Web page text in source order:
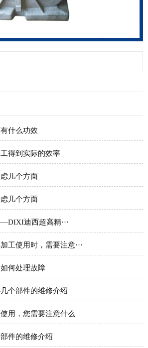
什么功效
得到实际的效率
几个方面
几个方面
迪西超高精···
工使用时，需要注意···
何处理故障
个部件的维修介绍
用，您需要注意什么
件的维修介绍